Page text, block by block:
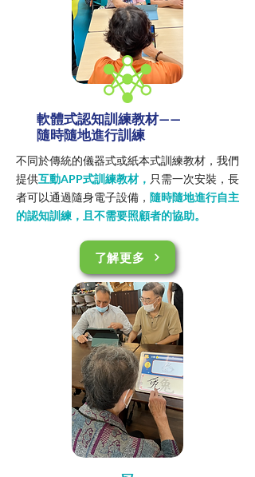
軟體式認知訓練教材——
​隨時隨地進行訓練
不同於傳統的儀器式或紙本式訓練教材，我們
提供互動APP式訓練教材， 只需一次安裝，長
者可以通過隨身電子設備， 隨時隨地進行自主
的認知訓練，且不需要照顧者的協助。
了解更多